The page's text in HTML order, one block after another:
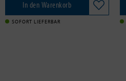
In den Warenkorb
SOFORT LIEFERBAR